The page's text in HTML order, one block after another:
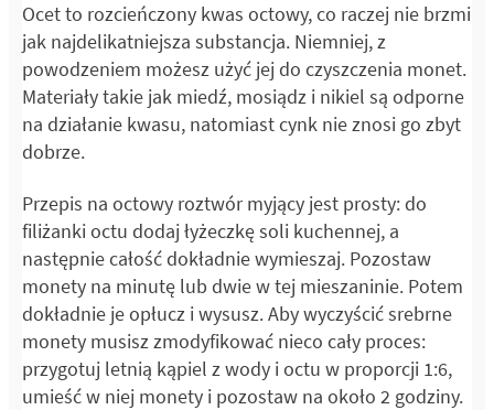
Ocet to rozcieńczony kwas octowy, co raczej nie brzmi
jak najdelikatniejsza substancja. Niemniej, z
powodzeniem możesz użyć jej do czyszczenia monet.
Materiały takie jak miedź, mosiądz i nikiel są odporne
na działanie kwasu, natomiast cynk nie znosi go zbyt
dobrze.
Przepis na octowy roztwór myjący jest prosty: do
filiżanki octu dodaj łyżeczkę soli kuchennej, a
następnie całość dokładnie wymieszaj. Pozostaw
monety na minutę lub dwie w tej mieszaninie. Potem
dokładnie je opłucz i wysusz. Aby wyczyścić srebrne
monety musisz zmodyfikować nieco cały proces:
przygotuj letnią kąpiel z wody i octu w proporcji 1:6,
umieść w niej monety i pozostaw na około 2 godziny.